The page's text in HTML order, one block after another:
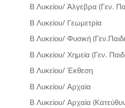
Β Λυκείου/ Άλγεβρα (Γεν.
Β Λυκείου/ Γεωμετρία
Β Λυκείου/ Φυσική
Β Λυκείου/ Χημεία (Γεν.
Β Λυκείου/ Έκθεση
Β Λυκείου/ Αρχαία
Β Λυκείου/ Αρχαία